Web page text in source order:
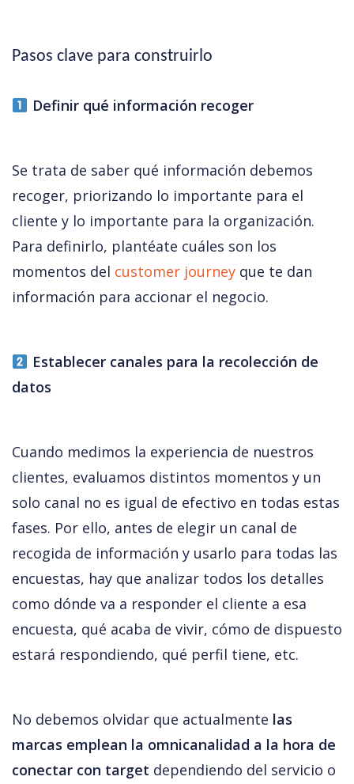
Pasos clave para construirlo
Definir qué información recoger
Se trata de saber qué información debemos
recoger, priorizando lo importante para el
cliente y lo importante para la organización.
Para definirlo, plantéate cuáles son los
momentos del customer journey que te dan
información para accionar el negocio.
Establecer canales para la recolección de
datos
Cuando medimos la experiencia de nuestros
clientes, evaluamos distintos momentos y un
solo canal no es igual de efectivo en todas estas
fases. Por ello, antes de elegir un canal de
recogida de información y usarlo para todas las
encuestas, hay que analizar todos los detalles
como dónde va a responder el cliente a esa
encuesta, qué acaba de vivir, cómo de dispuesto
estará respondiendo, qué perfil tiene, etc.
No debemos olvidar que actualmente las
marcas emplean la omnicanalidad a la hora de
conectar con target dependiendo del servicio o